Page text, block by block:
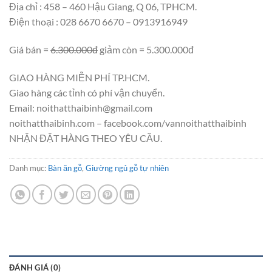
Địa chỉ : 458 – 460 Hậu Giang, Q 06, TPHCM.
Điện thoại : 028 6670 6670 – 0913916949
Giá bán = 6.300.000đ giảm còn = 5.300.000đ
GIAO HÀNG MIỄN PHÍ TP.HCM.
Giao hàng các tỉnh có phí vận chuyển.
Email: noithatthaibinh@gmail.com
noithatthaibinh.com – facebook.com/vannoithatthaibinh
NHẬN ĐẶT HÀNG THEO YÊU CẦU.
Danh mục: Bàn ăn gỗ, Giường ngủ gỗ tự nhiên
ĐÁNH GIÁ (0)